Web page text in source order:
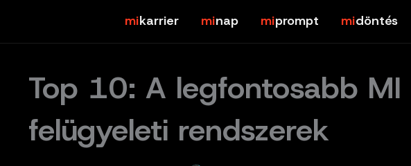
karrier nap prompt döntés
Top 10: A legfontosabb MI
felügyeleti rendszerek